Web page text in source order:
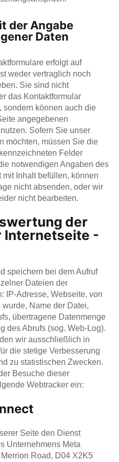
der Angabe
Daten
erfolgt auf
weder vertraglich noch
Sie sind nicht
das Kontaktformular
sondern können auch die
angegebenen
Sofern Sie unser
möchten, müssen Sie die
Felder
notwendigen Angaben des
mit Inhalt befüllen, können
nicht absenden, oder wir
nicht bearbeiten.
der
Internetseite -
speichern bei dem Aufruf
Dateien der
IP-Adresse, Webseite, von
Name der Datei,
übertragene Datenmenge
des Abrufs (sog. Web-Log).
wir ausschließlich in
die stetige Verbesserung
zu statistischen Zwecken.
Besuche dieser
Webtracker ein:
Seite den Dienst
Unternehmens Meta
Road, D04 X2K5